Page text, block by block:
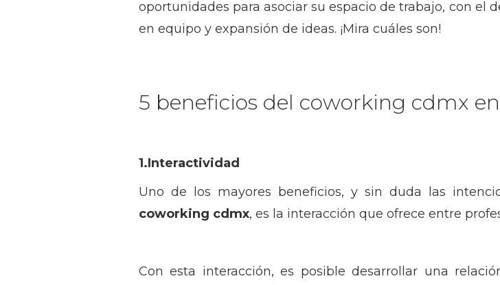
oportunidades para asociar su espacio de trabajo, con el
en equipo y expansión de ideas. ¡Mira cuáles son!
5 beneficios del coworking cdmx
1.Interactividad
Uno de los mayores beneficios, y sin duda las
coworking cdmx, es la interacción que ofrece entre
Con esta interacción, es posible desarrollar una